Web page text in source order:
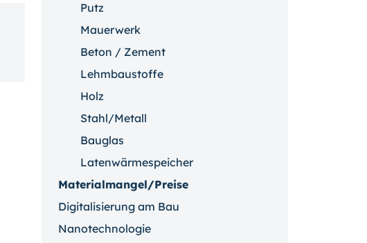
Putz
Mauerwerk
Beton / Zement
Lehmbaustoffe
Holz
Stahl/Metall
Bauglas
Latenwärmespeicher
Materialmangel/Preise
Digitalisierung am Bau
Nanotechnologie